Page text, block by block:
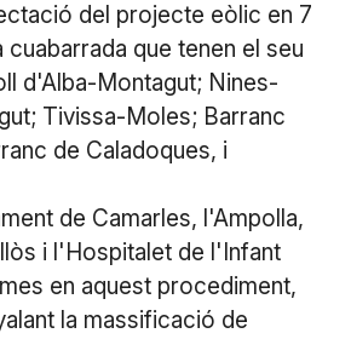
del projecte eòlic en 7
cuabarrada que tenen el seu
d'Alba-Montagut; Nines-
Tivissa-Moles; Barranc
de Caladoques, i
de Camarles, l'Ampolla,
i l'Hospitalet de l'Infant
en aquest procediment,
la massificació de